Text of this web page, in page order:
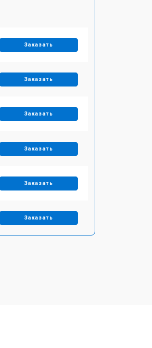
Заказать
Заказать
Заказать
Заказать
Заказать
Заказать